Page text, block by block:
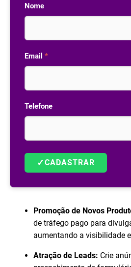
Nome
Email *
Telefone
✓CADASTRAR
Promoção de Novos
de tráfego pago para
aumentando a visibilidade
Atração de Leads: Crie